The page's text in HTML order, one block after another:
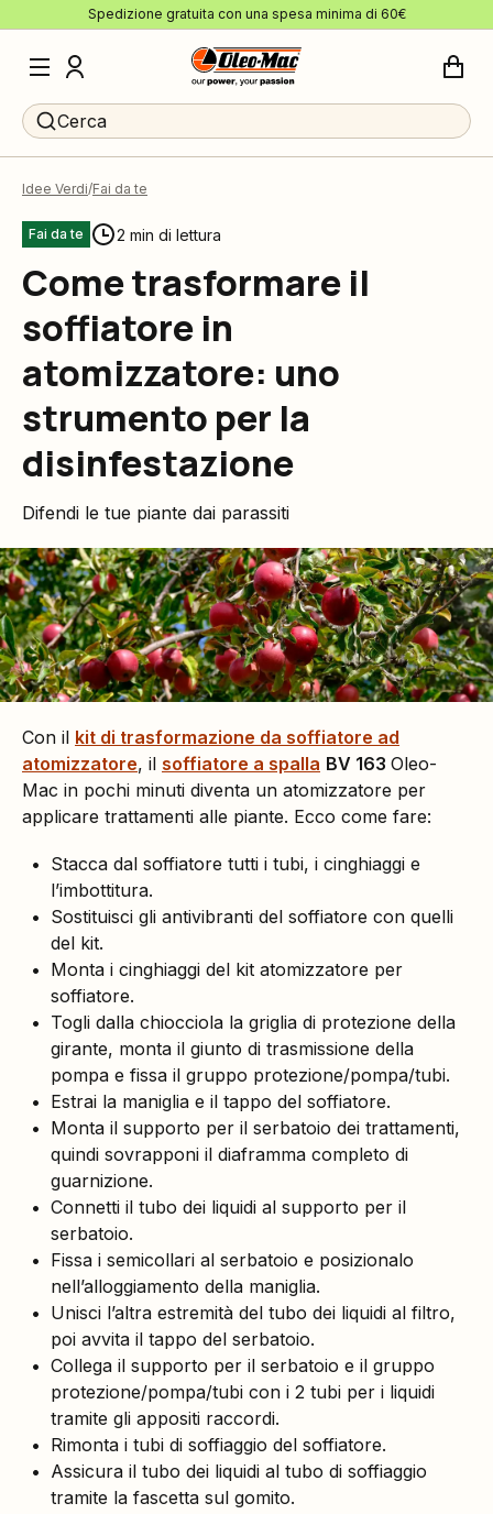
Spedizione gratuita con una spesa minima di 60€
Cerca
Idee Verdi Fai da te
Fai da te 2 min di lettura
Come trasformare il
soffiatore in
atomizzatore: uno
strumento per la
disinfestazione
Difendi le tue piante dai parassiti
Con il kit di trasformazione da soffiatore ad
atomizzatore, il soffiatore a spalla BV 163 Oleo-
Mac in pochi minuti diventa un atomizzatore per
applicare trattamenti alle piante. Ecco come fare:
Stacca dal soffiatore tutti i tubi, i cinghiaggi e
l’imbottitura.
Sostituisci gli antivibranti del soffiatore con quelli
del kit.
Monta i cinghiaggi del kit atomizzatore per
soffiatore.
Togli dalla chiocciola la griglia di protezione della
girante, monta il giunto di trasmissione della
pompa e fissa il gruppo protezione/pompa/tubi.
Estrai la maniglia e il tappo del soffiatore.
Monta il supporto per il serbatoio dei trattamenti,
quindi sovrapponi il diaframma completo di
guarnizione.
Connetti il tubo dei liquidi al supporto per il
serbatoio.
Fissa i semicollari al serbatoio e posizionalo
nell’alloggiamento della maniglia.
Unisci l’altra estremità del tubo dei liquidi al filtro,
poi avvita il tappo del serbatoio.
Collega il supporto per il serbatoio e il gruppo
protezione/pompa/tubi con i 2 tubi per i liquidi
tramite gli appositi raccordi.
Rimonta i tubi di soffiaggio del soffiatore.
Assicura il tubo dei liquidi al tubo di soffiaggio
tramite la fascetta sul gomito.